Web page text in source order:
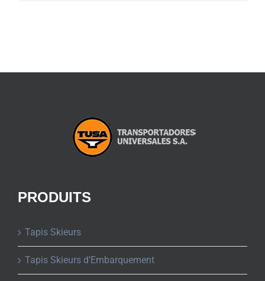
PRODUITS
Tapis Skieurs
Tapis Skieurs d’Embarquement